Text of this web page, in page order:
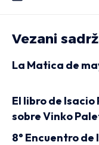
Vezani
La Matica de
El libro de
sobre Vinko
8° Encuentro